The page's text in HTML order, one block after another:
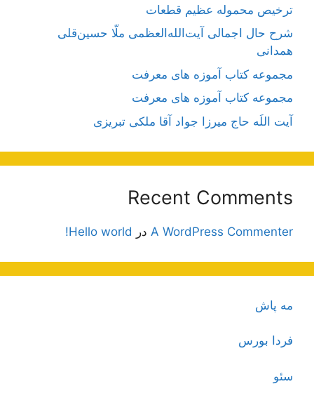
ترخیص محموله عظیم قطعات
شرح حال اجمالی آیت‌الله‌العظمی ملّا حسین‌قلی
همدانی
مجموعه کتاب آموزه های معرفت
مجموعه کتاب آموزه های معرفت
آیت اللَه حاج میرزا جواد آقا ملکی تبریزی
Recent Comments
A WordPress Commenter در Hello world!
مه پاش
فردا بورس
سئو